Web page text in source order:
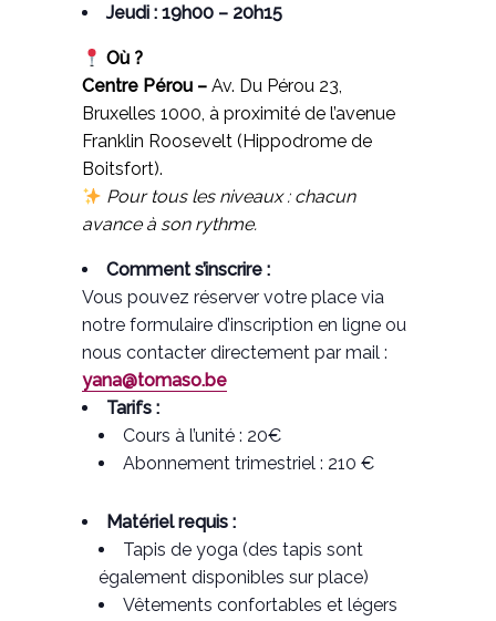
Jeudi : 19h00 – 20h15
Où ?
Centre Pérou – Av. Du Pérou 23,
Bruxelles 1000, à proximité de l’avenue
Franklin Roosevelt (Hippodrome de
Boitsfort).
Pour tous les niveaux : chacun
avance à son rythme.
Comment s’inscrire :
Vous pouvez réserver votre place via
notre formulaire d’inscription en ligne ou
nous contacter directement par mail :
yana@tomaso.be
Tarifs :
Cours à l’unité : 20€
Abonnement trimestriel : 210 €
Matériel requis :
Tapis de yoga (des tapis sont
également disponibles sur place)
Vêtements confortables et légers